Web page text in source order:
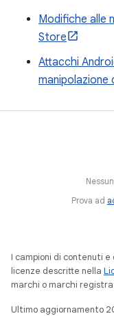
Modifiche alle
Store
Attacchi
manipolazione
Prova ad
I campioni di contenuti
licenze descritte nella
marchi o marchi
Ultimo aggiornamento